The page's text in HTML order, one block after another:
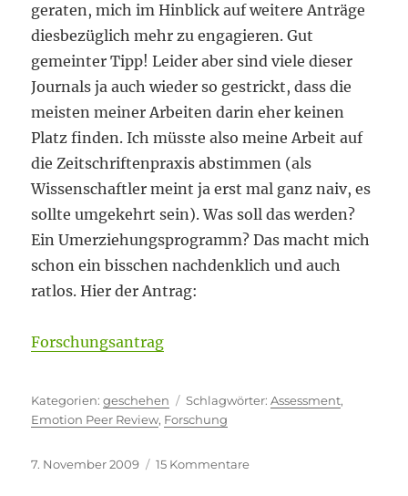
geraten, mich im Hinblick auf weitere Anträge
diesbezüglich mehr zu engagieren. Gut
gemeinter Tipp! Leider aber sind viele dieser
Journals ja auch wieder so gestrickt, dass die
meisten meiner Arbeiten darin eher keinen
Platz finden. Ich müsste also meine Arbeit auf
die Zeitschriftenpraxis abstimmen (als
Wissenschaftler meint ja erst mal ganz naiv, es
sollte umgekehrt sein). Was soll das werden?
Ein Umerziehungsprogramm? Das macht mich
schon ein bisschen nachdenklich und auch
ratlos. Hier der Antrag:
Forschungsantrag
Kategorien
geschehen Schlagwörter
Assessment,
Emotion Peer Review, Forschung
Veröffentlicht
7. November 2009 15 Kommentarezu